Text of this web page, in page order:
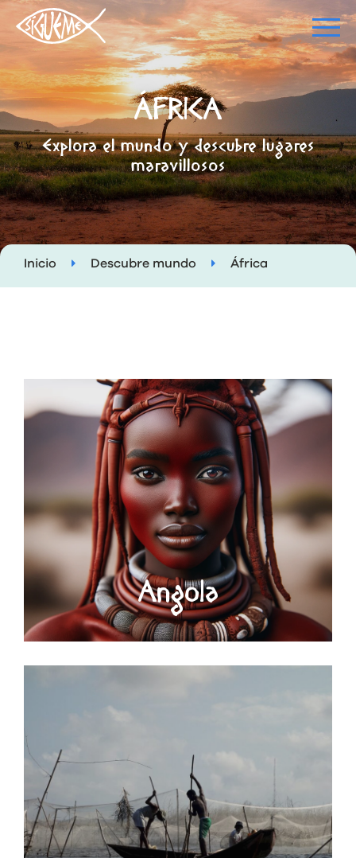
ÁFRICA
Explora el mundo y descubre lugares
maravillosos
Inicio Descubre mundo África
Angola